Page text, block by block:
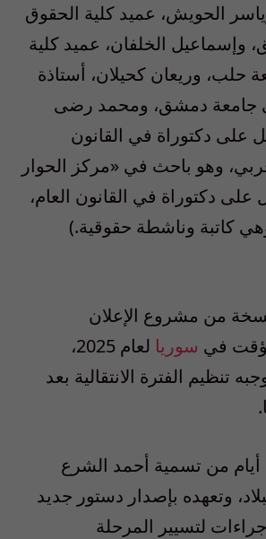
وياسر الحويش، عميد كلية الحقوق
الخلفان، عميد كلية
حلب، وريعان كحيلان، أستاذة
جامعة دمشق، ومحمد رضى
دكتوراة في القانون
وهو باحث في «مركز الحوار
دكتوراة في القانون العام،
كاتبة وناشطة حقوقية.)
من مشروع الإعلان
في سوريا
لعام 2025،
تنظيم الفترة الانتقالية بعد
أيام من تسمية أحمد الشرع
وتعهده بإصدار دستور جديد
لتسيير المرحلة